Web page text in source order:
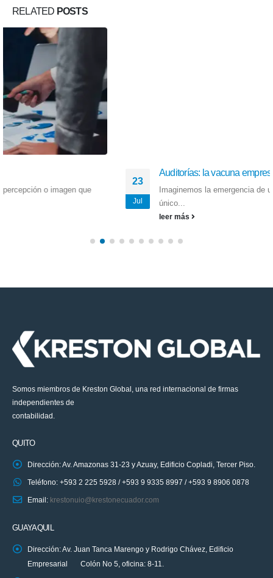
RELATED POSTS
Auditorías: la vacuna empresarial contra la pandemia
Imaginemos la emergencia de un avión en pleno vuelo. Lo
Somos miembros de Kreston Global, una red internacional de firmas
independientes de
contabilidad.
QUITO
Dirección: Av. Amazonas 31-23 y Azuay, Edificio Copladi, Tercer Piso.
Teléfono: +593 2 225 5928 / +593 9 9335 8997 / +593 9 8906 0878
Email: krestonuio@krestonecuador.com
GUAYAQUIL
Dirección: Av. Juan Tanca Marengo y Rodrigo Chávez, Edificio
Empresarial Colón No 5, oficina: 8-11.